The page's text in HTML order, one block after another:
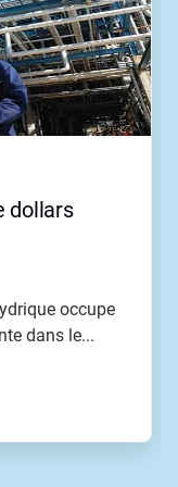
dollars
occupe
dans le...